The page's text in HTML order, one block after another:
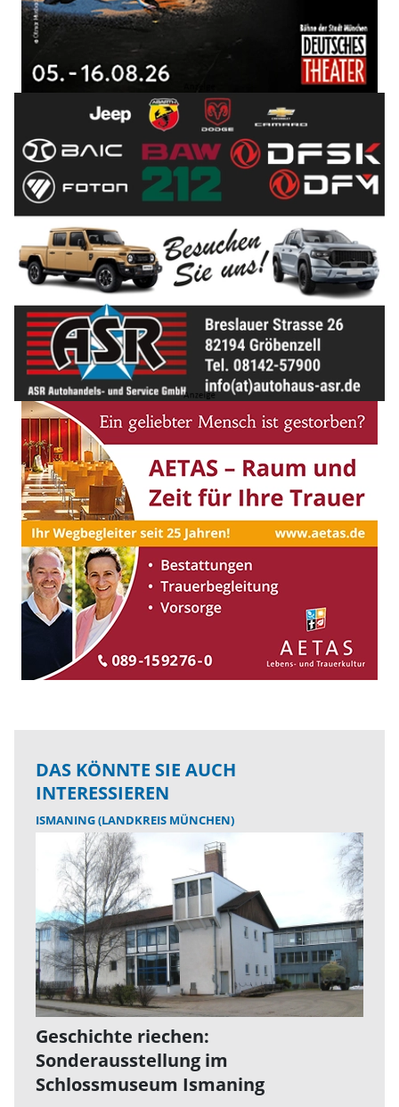
DAS KÖNNTE SIE AUCH
INTERESSIEREN
ISMANING (LANDKREIS MÜNCHEN)
Geschichte riechen:
Sonderausstellung im
Schlossmuseum Ismaning